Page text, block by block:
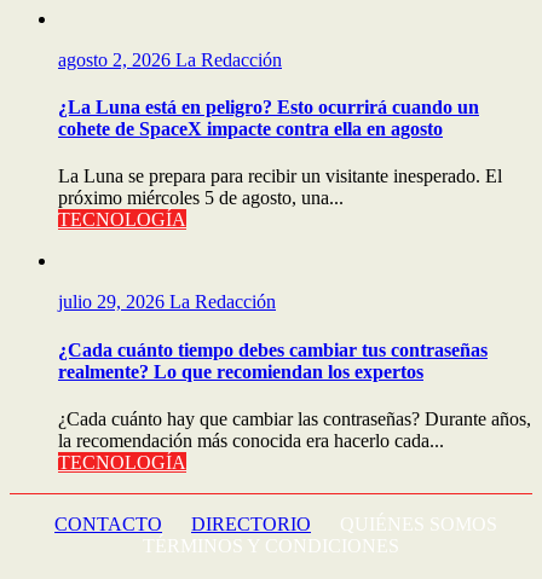
agosto 2, 2026 La Redacción
¿La Luna está en peligro? Esto ocurrirá cuando un
cohete de SpaceX impacte contra ella en agosto
La Luna se prepara para recibir un visitante inesperado. El
próximo miércoles 5 de agosto, una...
TECNOLOGÍA
julio 29, 2026 La Redacción
¿Cada cuánto tiempo debes cambiar tus contraseñas
realmente? Lo que recomiendan los expertos
¿Cada cuánto hay que cambiar las contraseñas? Durante años,
la recomendación más conocida era hacerlo cada...
TECNOLOGÍA
CONTACTO DIRECTORIO QUIÉNES SOMOS
TÉRMINOS Y CONDICIONES